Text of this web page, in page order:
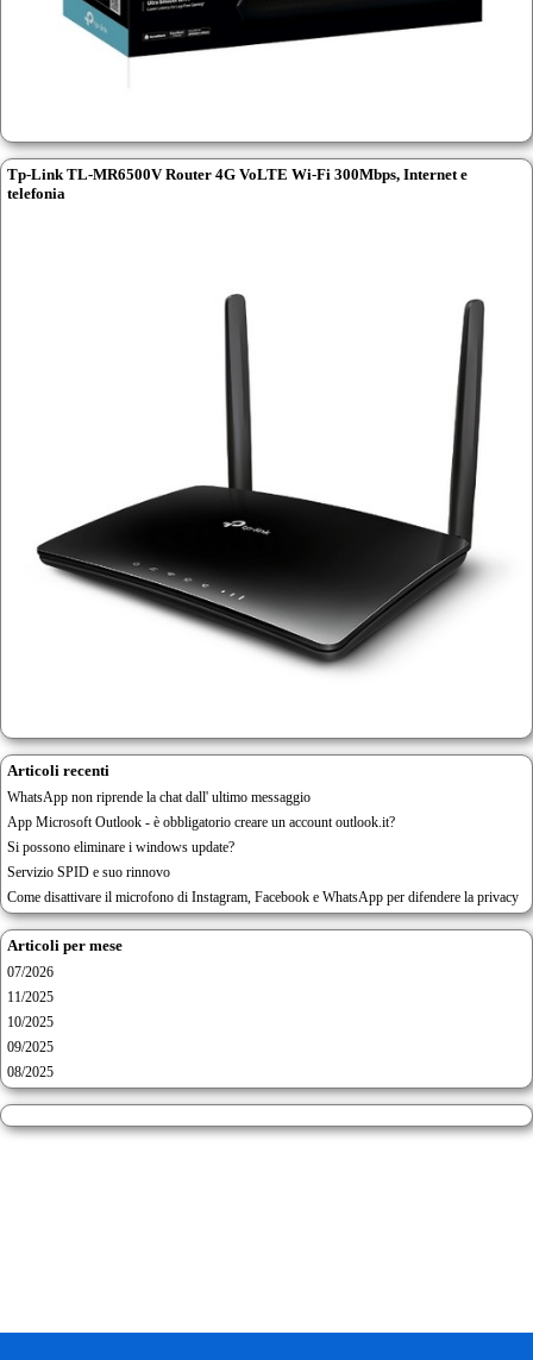
Tp-Link TL-MR6500V Router 4G VoLTE Wi-Fi 300Mbps, Internet e
telefonia
Articoli recenti
WhatsApp non riprende la chat dall' ultimo messaggio
App Microsoft Outlook - è obbligatorio creare un account outlook.it?
Si possono eliminare i windows update?
Servizio SPID e suo rinnovo
Come disattivare il microfono di Instagram, Facebook e WhatsApp per difendere la privacy
Articoli per mese
07/2026
11/2025
10/2025
09/2025
08/2025